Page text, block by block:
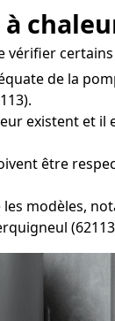
vérifier
de la
existent et
être
modèles,